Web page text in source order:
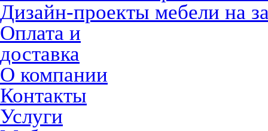
Дизайн-проекты мебели на
Оплата и
доставка
О компании
Контакты
Услуги